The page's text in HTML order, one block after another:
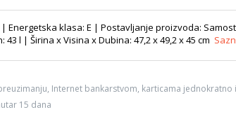
| Energetska klasa: E | Postavljanje proizvoda:
l | Širina x Visina x Dubina: 47,2 x 49,2 x 45 cm
Internet bankarstvom, karticama jednokratno
15 dana